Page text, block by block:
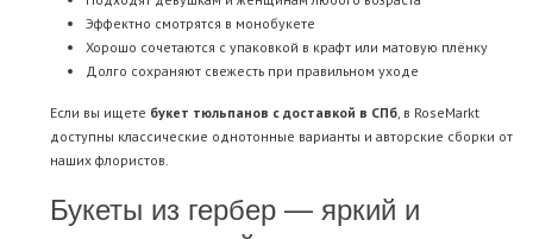
Эффектно смотрятся в монобукете
Хорошо сочетаются с упаковкой в крафт или матовую плёнку
Долго сохраняют свежесть при правильном уходе
Если вы ищете букет тюльпанов с доставкой в СПб , в RoseMarkt
доступны классические однотонные варианты и авторские сборки от
наших флористов.
Букеты из гербер — яркий и